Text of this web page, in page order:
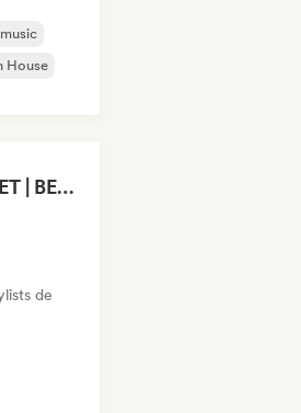
House
SUMMER SUNSET | BEACH BAR 2026
de